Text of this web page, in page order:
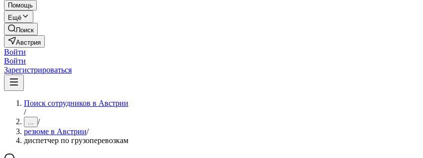
Помощь
Ещё
Поиск
Австрия
Войти
Войти
Зарегистрироваться
Поиск сотрудников в Австрии
/
... /
резюме в Австрии/
диспетчер по грузоперевозкам